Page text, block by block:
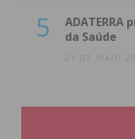
5
ADATERRA
da Saúde
21 DE MAIO